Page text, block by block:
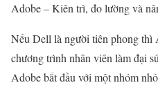
Adobe – Kiên trì, đo lường và
Nếu Dell là người tiên phong thì
chương trình nhân viên làm đại
Adobe bắt đầu với một nhóm